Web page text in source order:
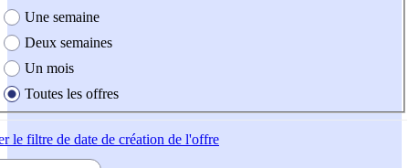
Une semaine
Deux semaines
Un mois
Toutes les offres
le filtre de date de création de l'offre